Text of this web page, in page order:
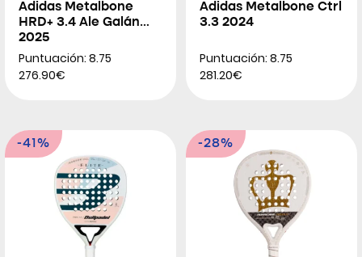
Adidas Metalbone
HRD+ 3.4 Ale Galán
2025
Puntuación: 8.75
276.90€
Adidas Metalbone Ctrl
3.3 2024
Puntuación: 8.75
281.20€
-41% -28%